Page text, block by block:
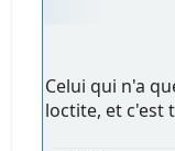
Celui qui n'a
loctite, et